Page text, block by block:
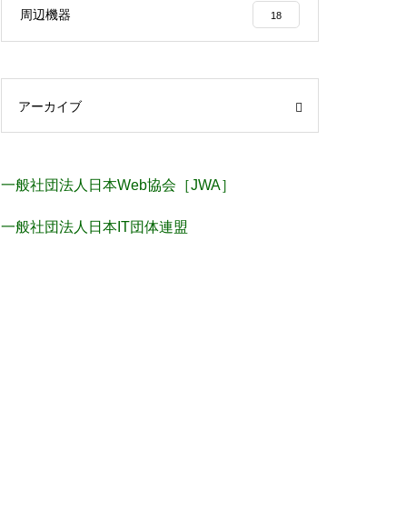
周辺機器 18
アーカイブ
一般社団法人日本Web協会［JWA］
一般社団法人日本IT団体連盟